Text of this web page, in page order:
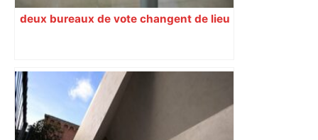
deux bureaux de vote changent de lieu